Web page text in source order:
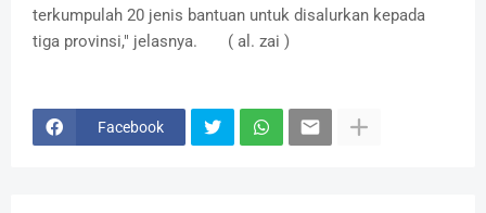
terkumpulah 20 jenis bantuan untuk disalurkan kepada
tiga provinsi," jelasnya. ( al. zai )
Facebook